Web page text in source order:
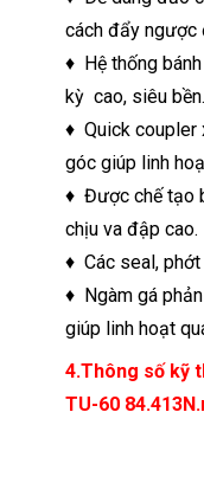
cách đẩy ngược
♦ Hệ thống
kỳ cao, siêu bền.
♦ Quick coupler
góc giúp linh
♦ Được chế tạo
chịu va đập cao.
♦ Các seal,
♦ Ngàm gá
giúp linh hoạt
4.Thông số kỹ
TU-60